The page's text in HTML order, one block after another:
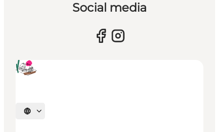
Social media
Vælg sprog